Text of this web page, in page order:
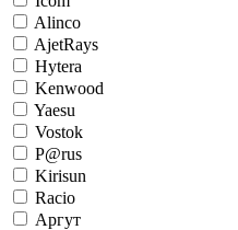
Alinco
AjetRays
Hytera
Kenwood
Yaesu
Vostok
P@rus
Kirisun
Racio
Аргут